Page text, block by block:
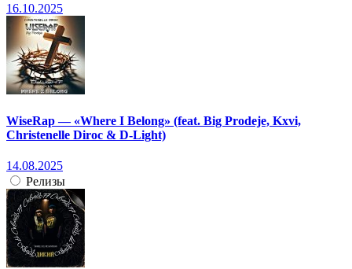
16.10.2025
WiseRap — «Where I Belong» (feat. Big Prodeje, Kxvi,
Christenelle Diroc & D-Light)
14.08.2025
Релизы